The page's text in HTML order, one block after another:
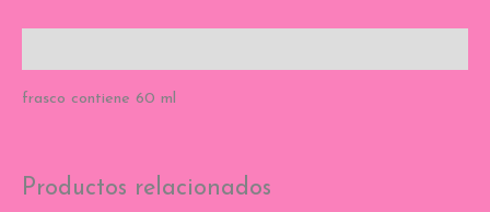
frasco contiene 60 ml
Productos relacionados